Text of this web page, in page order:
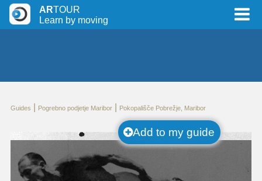
ARTOUR
Learn by moving
Guides Pogrebno podjetje Maribor| Pokopališče Pobrežje, Maribor
Add to my guide